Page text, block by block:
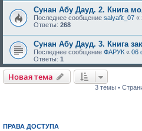
Сунан Абу Дауд. 2. Книга
Последнее сообщение salyafit_07 «
Ответы: 268
Сунан Абу Дауд. 3. Книга
Последнее сообщение ФАРУК « 06
Ответы: 1
Новая тема
3 темы •
ПРАВА ДОСТУПА